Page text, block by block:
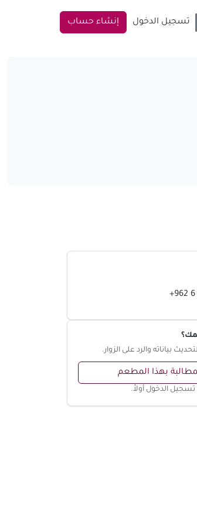
تسجيل الدخول إنشاء حساب
+962
بياناته والرد على الزوار.
بهذا المطعم
الدخول أولاً.